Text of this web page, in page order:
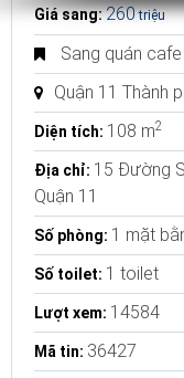
Giá sang:260triệu
Sang quán cafe
Quận 11 Thành
Diện tích: 108 m2
Địa chỉ: 15 Đường
Quận 11
Số phòng: 1 mặt
Số toilet: 1 toilet
Lượt xem: 14584
Mã tin: 36427